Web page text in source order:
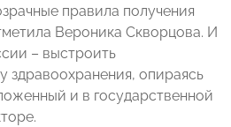
правила получения
Вероника Скворцова. И
– выстроить
здравоохранения, опираясь
и в государственной